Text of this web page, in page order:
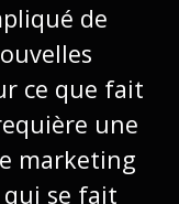
de
ce que fait
une
marketing
se fait